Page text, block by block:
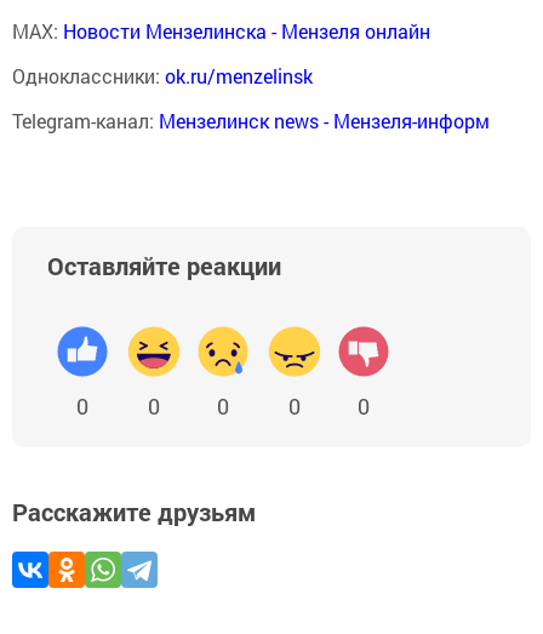
MAX: Новости Мензелинска - Мензеля онлайн
Одноклассники: ok.ru/menzelinsk
Telegram-канал: Мензелинск news - Мензеля-информ
Оставляйте реакции
0 0 0 0 0
Расскажите друзьям